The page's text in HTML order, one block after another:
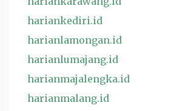
hariankediri.id
harianlamongan.id
harianlumajang.id
harianmajalengka.id
harianmalang.id